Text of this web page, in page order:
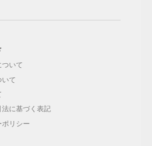
いて
て
に基づく表記
ポリシー